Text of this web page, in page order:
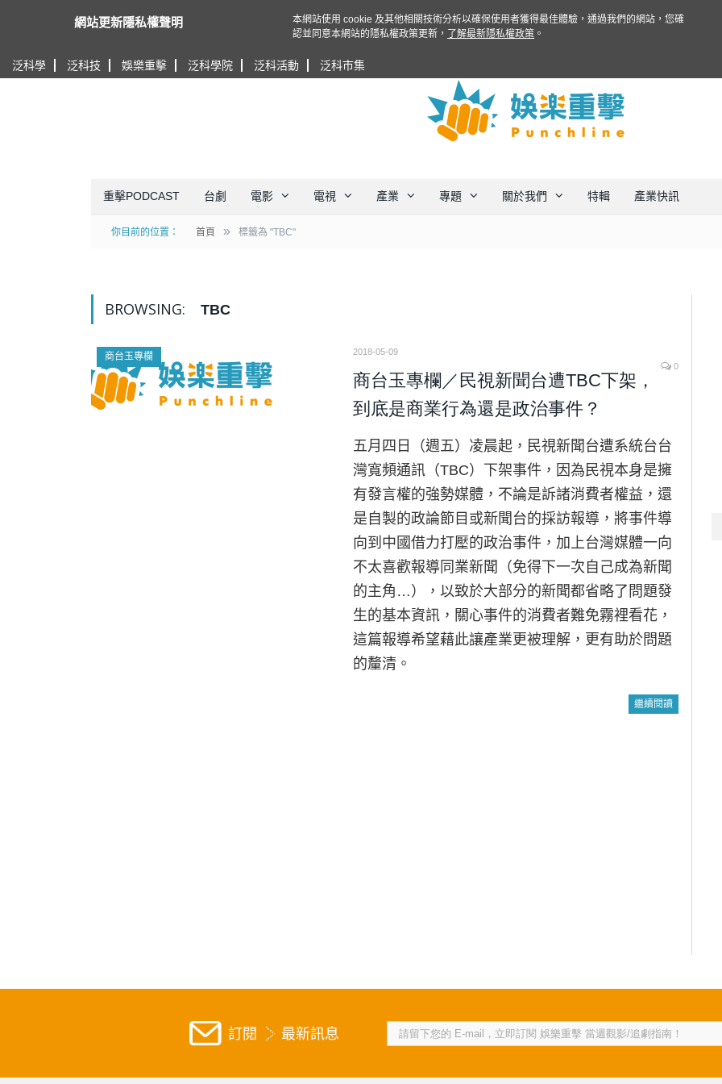
泛科學 泛科技 娛樂重擊 泛科學院 泛科活動 泛科市集
重擊PODCAST 台劇 電影 電視 產業 專題 關於我們 特輯 產業快訊
你目前的位置： 首頁 » 標籤為 "TBC"
BROWSING: TBC
商台玉專欄
2018-05-09
0
商台玉專欄／民視新聞台遭TBC下架，
到底是商業行為還是政治事件？
五月四日（週五）凌晨起，民視新聞台遭系統台台
灣寬頻通訊（TBC）下架事件，因為民視本身是擁
有發言權的強勢媒體，不論是訴諸消費者權益，還
是自製的政論節目或新聞台的採訪報導，將事件導
向到中國借力打壓的政治事件，加上台灣媒體一向
不太喜歡報導同業新聞（免得下一次自己成為新聞
的主角…），以致於大部分的新聞都省略了問題發
生的基本資訊，關心事件的消費者難免霧裡看花，
這篇報導希望藉此讓產業更被理解，更有助於問題
的釐清。
繼續閱讀
訂閱 最新訊息
網站更新隱私權聲明
本網站使用 cookie 及其他相關技術分析以確保使用者獲得最佳體驗，通過我們的網站，您確
認並同意本網站的隱私權政策更新，
了解最新隱私權政策 。